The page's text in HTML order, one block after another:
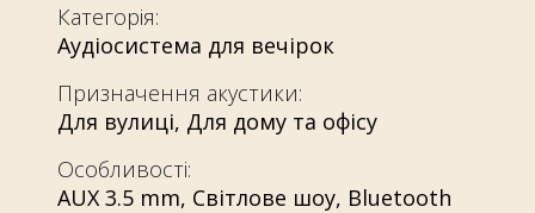
Категорія:
Аудіосистема для вечірок
Призначення акустики:
Для вулиці, Для дому та офісу
Особливості:
AUX 3.5 mm, Світлове шоу, Bluetooth